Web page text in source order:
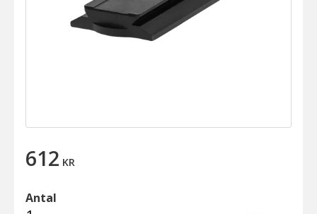
612 KR
Antal